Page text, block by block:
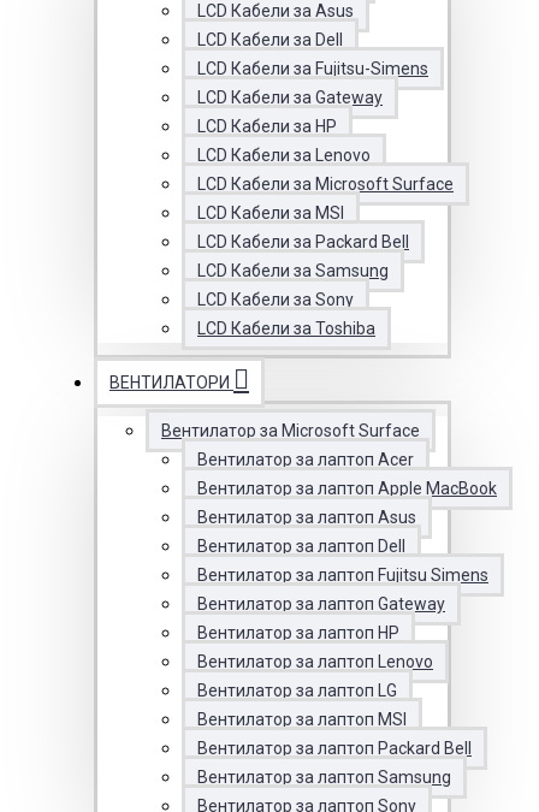
LCD Кабели за Asus
LCD Кабели за Dell
LCD Кабели за Fujitsu-Simens
LCD Кабели за Gateway
LCD Кабели за HP
LCD Кабели за Lenovo
LCD Кабели за Microsoft Surface
LCD Кабели за MSI
LCD Кабели за Packard Bell
LCD Кабели за Samsung
LCD Кабели за Sony
LCD Кабели за Toshiba
ВЕНТИЛАТОРИ
Вентилатор за Microsoft Surface
Вентилатор за лаптоп Acer
Вентилатор за лаптоп Apple MacBook
Вентилатор за лаптоп Asus
Вентилатор за лаптоп Dell
Вентилатор за лаптоп Fujitsu Simens
Вентилатор за лаптоп Gateway
Вентилатор за лаптоп HP
Вентилатор за лаптоп Lenovo
Вентилатор за лаптоп LG
Вентилатор за лаптоп MSI
Вентилатор за лаптоп Packard Bell
Вентилатор за лаптоп Samsung
Вентилатор за лаптоп Sony